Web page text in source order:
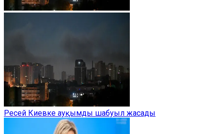
Ресей Киевке ауқымды шабуыл жасады